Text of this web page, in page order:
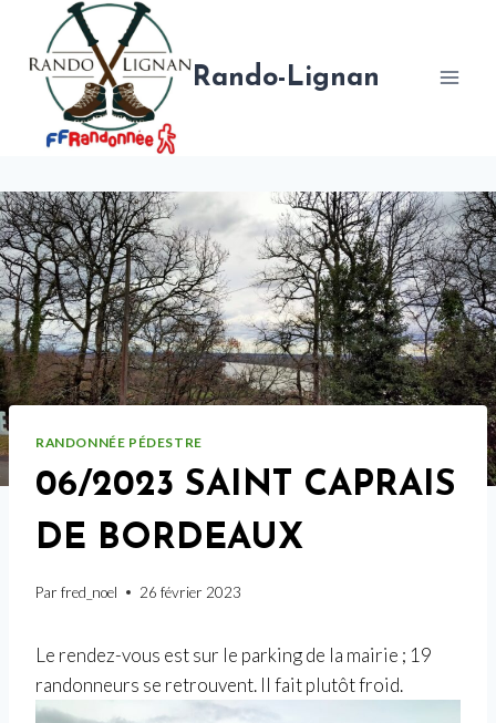
contenu
Rando-Lignan
RANDONNÉE PÉDESTRE
06/2023 SAINT CAPRAIS
DE BORDEAUX
Par fred_noel 26 février 2023
Le rendez-vous est sur le parking de la mairie ; 19
randonneurs se retrouvent. Il fait plutôt froid.